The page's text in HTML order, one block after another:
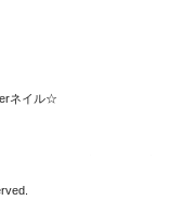
ネイル☆